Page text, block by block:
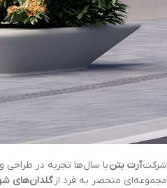
شرکتآرت بتنبا سال‌ها تجربه در طراحی
مجموعه‌ای منحصر به فرد ازگلدان‌های